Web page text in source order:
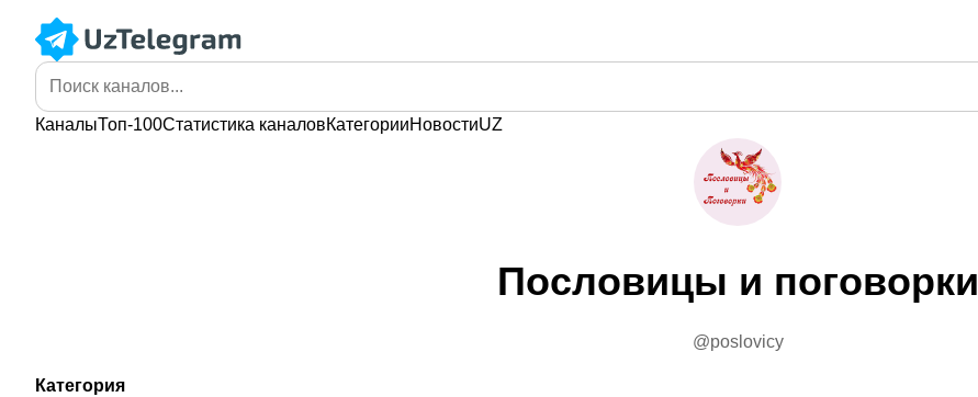
КаналыТоп-100Статистика каналовКатегорииНовостиUZ
Пословицы и поговорки
@poslovicy
Категория